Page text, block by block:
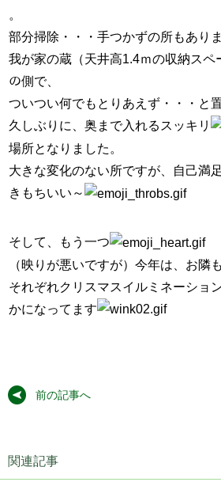
。
部分掃除・・・手つかずの所もありま
我が家の蔵（天井高1.4ｍの収納スペ
の側で、
ついつい何でもとりあえず・・・と
久しぶりに、奥まで入れるスッキリ
場所となりました。
大きな変化のない所ですが、自己満
きもちいい～
そして、もう一つ
（映りが悪いですが）今年は、お隣
それぞれクリスマスイルミネーショ
かになってます
前の記事へ
関連記事